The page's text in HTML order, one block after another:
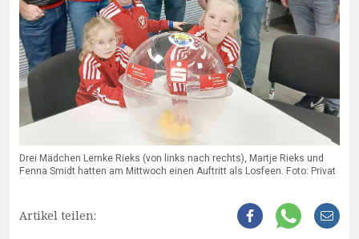
Drei Mädchen Lernke Rieks (von links nach rechts), Martje Rieks und
Fenna Smidt hatten am Mittwoch einen Auftritt als Losfeen. Foto: Privat
Artikel teilen: